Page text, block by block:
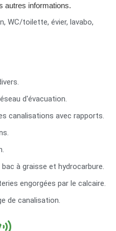
autres informations.
WC/toilette, évier, lavabo,
d'évacuation.
canalisations avec rapports.
à graisse et hydrocarbure.
engorgées par le calcaire.
de canalisation.